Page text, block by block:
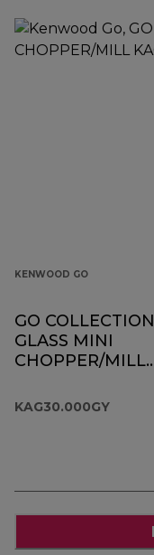
KENWOOD GO
GO COLLECTION
GLASS MINI
CHOPPER/MILL
KAG30.000GY